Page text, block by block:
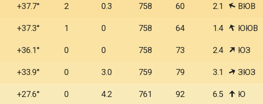
+37.7 2 0.3 758 60 2.1 ВЮВ
+37.3 1 0 758 64 1.4 ЮЮВ
+36.1 0 0 758 73 2.4 ЮЗ
+33.9 0 3.0 759 79 3.1 ЗЮЗ
+27.6 0 4.2 761 92 6.5 Ю